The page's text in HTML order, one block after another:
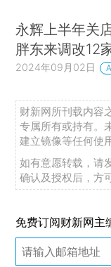
永辉上半年关
胖东来调改12
2024年09月02日
财新网所刊载内容
专属所有或持有。
建立镜像等任何使用
如有意愿转载，请
确认及授权后，方
免费订阅财新网主